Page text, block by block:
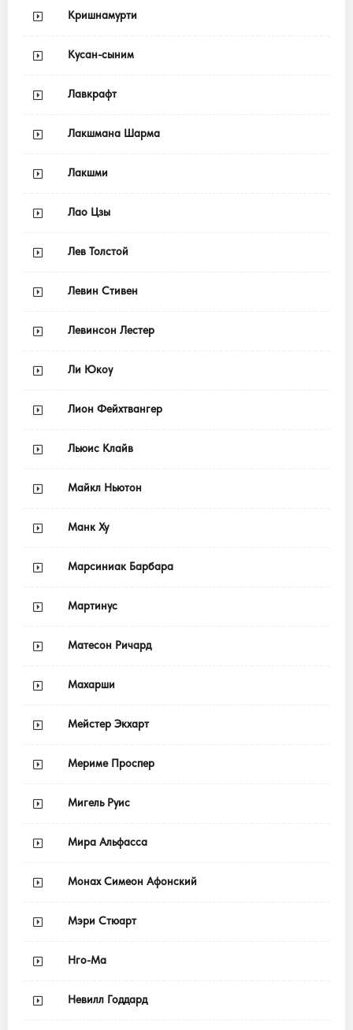
Кришнамурти
Кусан-сыним
Лавкрафт
Лакшмана Шарма
Лакшми
Лао Цзы
Лев Толстой
Левин Стивен
Левинсон Лестер
Ли Юкоу
Лион Фейхтвангер
Льюис Клайв
Майкл Ньютон
Манк Ху
Марсиниак Барбара
Мартинус
Матесон Ричард
Махарши
Мейстер Экхарт
Мериме Проспер
Мигель Руис
Мира Альфасса
Монах Симеон Афонский
Мэри Стюарт
Нго-Ма
Невилл Годдард